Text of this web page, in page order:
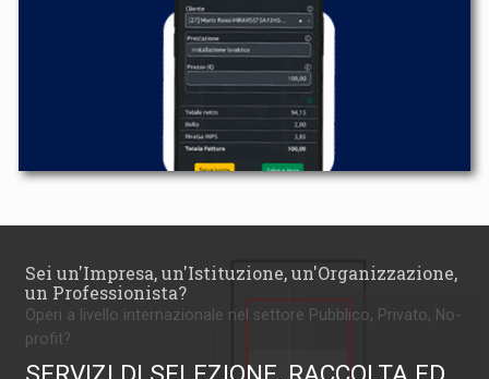
Sei un'Impresa, un'Istituzione, un'Organizzazione,
un Professionista?
Operi a livello internazionale nel settore Pubblico, Privato, No-
profit?